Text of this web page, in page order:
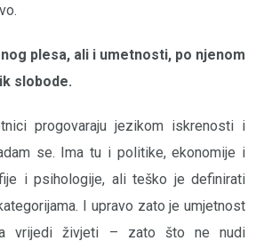
plesa, ali i umetnosti, po njenom
slobode.
progovaraju jezikom iskrenosti i
se. Ima tu i politike, ekonomije i
i psihologije, ali teško je definirati
I upravo zato je umjetnost
vrijedi živjeti – zato što ne nudi